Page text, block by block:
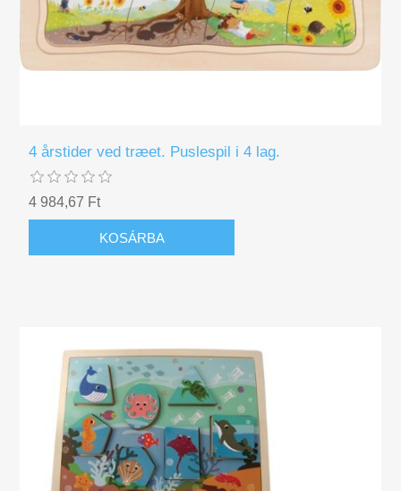
4 årstider ved træet. Puslespil i 4 lag.
4 984,67 Ft
KOSÁRBA